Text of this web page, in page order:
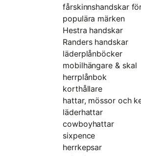
fårskinnshandskar
populära märken
Hestra handskar
Randers handskar
läderplånböcker
mobilhängare & skal
herrplånbok
korthållare
hattar, mössor och
läderhattar
cowboyhattar
sixpence
herrkepsar